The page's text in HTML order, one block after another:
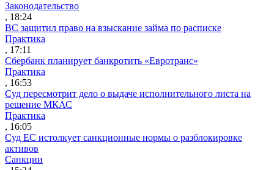
Законодательство
, 18:24
ВС защитил право на взыскание займа по расписке
Практика
, 17:11
Сбербанк планирует банкротить «Евротранс»
Практика
, 16:53
Суд пересмотрит дело о выдаче исполнительного листа на
решение МКАС
Практика
, 16:05
Суд ЕС истолкует санкционные нормы о разблокировке
активов
Санкции